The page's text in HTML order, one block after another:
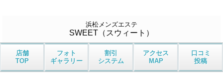
浜松メンズエステ
SWEET（スウィート）
店舗
TOP
フォト
ギャラリー
割引
システム
アクセス
MAP
口コミ
投稿